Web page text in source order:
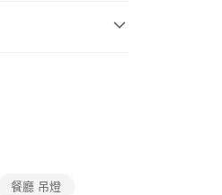
有效，需透過AFTEE
餐廳 吊燈